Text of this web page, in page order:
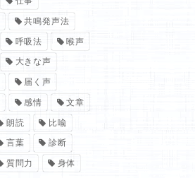
共鳴発声法
呼吸法
喉声
大きな声
届く声
感情
文章
朗読
比喩
言葉
診断
質問力
身体